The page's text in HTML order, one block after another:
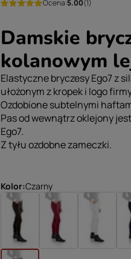
Ocena:5.00(1)
Damskie
kolanowym
Elastyczne bryczesy Ego7 z
ułożonym z kropek i logo
Ozdobione subtelnymi
Pas od wewnątrz oklejony
Ego7.
Z tyłu ozdobne zameczki.
Kolor Czarny